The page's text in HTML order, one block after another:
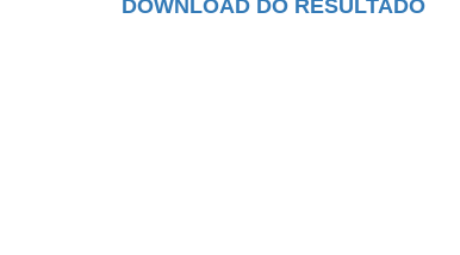
DOWNLOAD DO RESULTADO